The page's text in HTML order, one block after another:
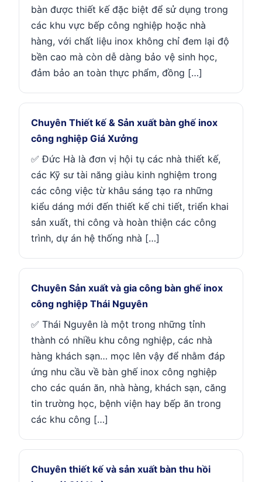
bàn được thiết kế đặc biệt để sử dụng trong
các khu vực bếp công nghiệp hoặc nhà
hàng, với chất liệu inox không chỉ đem lại độ
bền cao mà còn dễ dàng bảo vệ sinh học,
đảm bảo an toàn thực phẩm, đồng […]
Chuyên Thiết kế & Sản xuất bàn ghế inox
công nghiệp Giá Xưởng
✅ Đức Hà là đơn vị hội tụ các nhà thiết kế,
các Kỹ sư tài năng giàu kinh nghiệm trong
các công việc từ khâu sáng tạo ra những
kiểu dáng mới đến thiết kế chi tiết, triển khai
sản xuất, thi công và hoàn thiện các công
trình, dự án hệ thống nhà […]
Chuyên Sản xuất và gia công bàn ghế inox
công nghiệp Thái Nguyên
✅ Thái Nguyên là một trong những tỉnh
thành có nhiều khu công nghiệp, các nhà
hàng khách sạn… mọc lên vậy để nhằm đáp
ứng nhu cầu về bàn ghế inox công nghiệp
cho các quán ăn, nhà hàng, khách sạn, căng
tin trường học, bệnh viện hay bếp ăn trong
các khu công […]
Chuyên thiết kế và sản xuất bàn thu hồi